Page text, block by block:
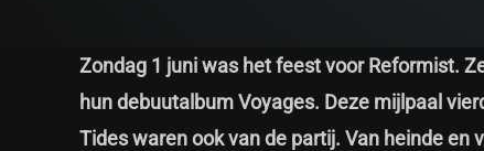
Zondag 1 juni was het feest voor Reformist.
hun debuutalbum Voyages. Deze mijlpaal
Tides waren ook van de partij. Van heinde